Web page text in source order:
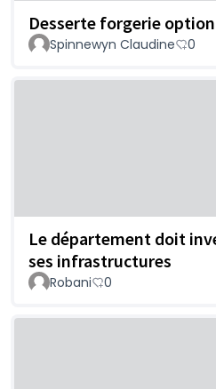
Desserte forgerie
Spinnewyn Claudine 0
Le département doit
ses infrastructures
Robani 0